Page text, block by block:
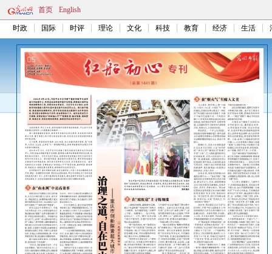
首页 English
时政 国际 时评 理论 文化 科技 教育 经济 生活